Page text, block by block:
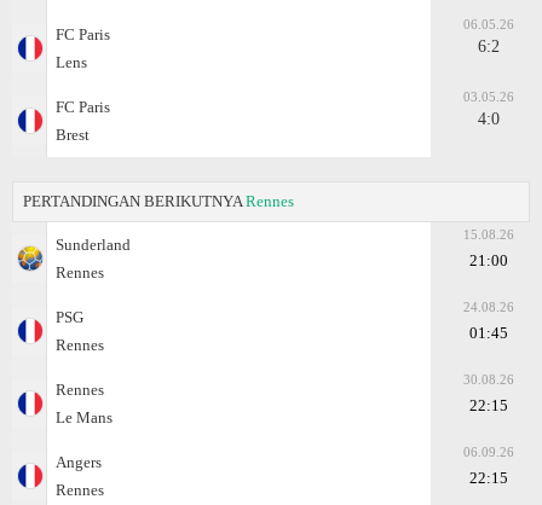
FC Paris
Lens
06.05.26
6:2
FC Paris
Brest
03.05.26
4:0
PERTANDINGAN BERIKUTNYA Rennes
Sunderland
Rennes
15.08.26
21:00
PSG
Rennes
24.08.26
01:45
Rennes
Le Mans
30.08.26
22:15
Angers
Rennes
06.09.26
22:15